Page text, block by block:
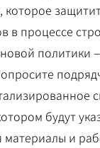
которое
в процессе
политики
будут
материалы и